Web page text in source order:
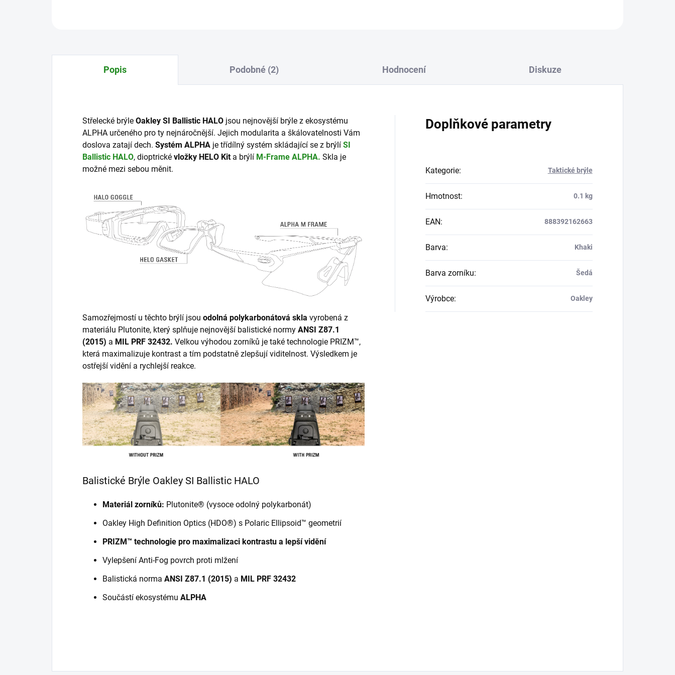
Popis Podobné (2) Hodnocení Diskuze
Střelecké brýle Oakley SI Ballistic HALO jsou nejnovější brýle z ekosystému
ALPHA určeného pro ty nejnáročnější. Jejich modularita a škálovatelnosti Vám
doslova zatají dech. Systém ALPHA je třídílný systém skládající se z brýlí SI
Ballistic HALO, dioptrické vložky HELO Kita brýlí M-Frame ALPHA. Skla je
možné mezi sebou měnit.
Samozřejmostí u těchto brýlí jsou odolná polykarbonátová skla vyrobená z
materiálu Plutonite, který splňuje nejnovější balistické normy ANSI Z87.1
(2015) a MIL PRF 32432. Velkou výhodou zorníků je také technologie PRIZM™,
která maximalizuje kontrast a tím podstatně zlepšují viditelnost. Výsledkem je
ostřejší vidění a rychlejší reakce.
Balistické Brýle Oakley SI Ballistic HALO
Materiál zorníků: Plutonite® (vysoce odolný polykarbonát)
Oakley High Definition Optics (HDO®) s Polaric Ellipsoid™ geometrií
PRIZM™ technologie pro maximalizaci kontrastu a lepší vidění
Vylepšení Anti-Fog povrch proti mlžení
Balistická norma ANSI Z87.1 (2015) a MIL PRF 32432
Součástí ekosystému ALPHA
Doplňkové parametry
Kategorie: Taktické brýle
Hmotnost: 0.1 kg
EAN: 888392162663
Barva: Khaki
Barva zorníku: Šedá
Výrobce: Oakley